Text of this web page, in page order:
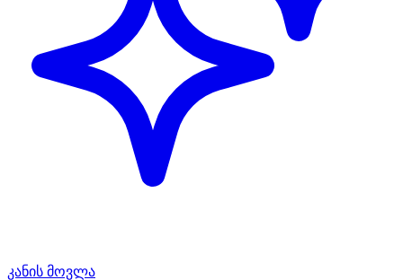
კანის მოვლა